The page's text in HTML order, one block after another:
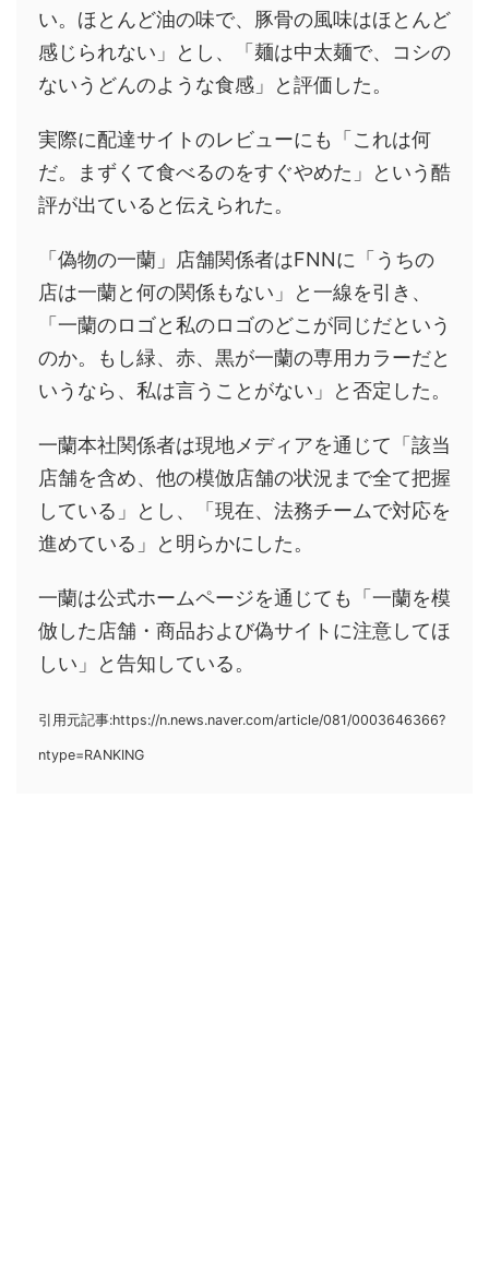
い。ほとんど油の味で、豚骨の風味はほとんど
感じられない」とし、「麺は中太麺で、コシの
ないうどんのような食感」と評価した。
実際に配達サイトのレビューにも「これは何
だ。まずくて食べるのをすぐやめた」という酷
評が出ていると伝えられた。
「偽物の一蘭」店舗関係者はFNNに「うちの
店は一蘭と何の関係もない」と一線を引き、
「一蘭のロゴと私のロゴのどこが同じだという
のか。もし緑、赤、黒が一蘭の専用カラーだと
いうなら、私は言うことがない」と否定した。
一蘭本社関係者は現地メディアを通じて「該当
店舗を含め、他の模倣店舗の状況まで全て把握
している」とし、「現在、法務チームで対応を
進めている」と明らかにした。
一蘭は公式ホームページを通じても「一蘭を模
倣した店舗・商品および偽サイトに注意してほ
しい」と告知している。
引用元記事:https://n.news.naver.com/article/081/0003646366?
ntype=RANKING